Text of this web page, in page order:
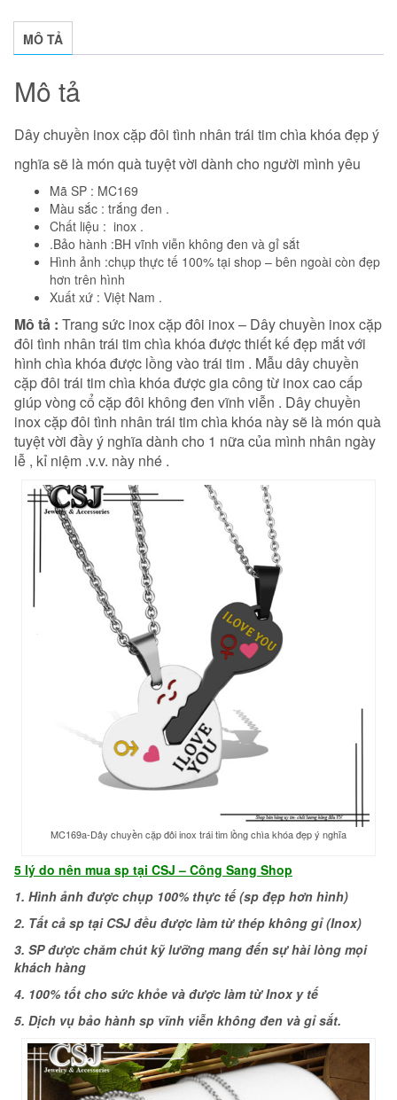
chìa
khóa
số
lượng
MÔ TẢ
Mô tả
Dây chuyền inox cặp đôi tình nhân trái tim chìa khóa đẹp ý
nghĩa sẽ là món quà tuyệt vời dành cho người mình yêu
Mã SP : MC169
Màu sắc : trắng đen .
Chất liệu : inox .
.Bảo hành :BH vĩnh viễn không đen và gỉ sắt
Hình ảnh :chụp thực tế 100% tại shop – bên ngoài còn đẹp
hơn trên hình
Xuất xứ : Việt Nam .
Mô tả : Trang sức inox cặp đôi inox – Dây chuyền inox cặp
đôi tình nhân trái tim chìa khóa được thiết kế đẹp mắt với
hình chìa khóa được lồng vào trái tim . Mẫu dây chuyền
cặp đôi trái tim chìa khóa được gia công từ inox cao cấp
giúp vòng cổ cặp đôi không đen vĩnh viễn . Dây chuyền
inox cặp đôi tình nhân trái tim chìa khóa này sẽ là món quà
tuyệt vời đầy ý nghĩa dành cho 1 nữa của mình nhân ngày
lễ , kỉ niệm .v.v. này nhé .
MC169a-Dây chuyền cặp đôi inox trái tim lồng chìa khóa đẹp ý nghĩa
5 lý do nên mua sp tại CSJ – Công Sang Shop
1. Hình ảnh được chụp 100% thực tế (sp đẹp hơn hình)
2. Tất cả sp tại CSJ đều được làm từ thép không gỉ (Inox)
3. SP được chăm chút kỹ lưỡng mang đến sự hài lòng mọi
khách hàng
4. 100% tốt cho sức khỏe và được làm từ Inox y tế
5. Dịch vụ bảo hành sp vĩnh viễn không đen và gỉ sắt.